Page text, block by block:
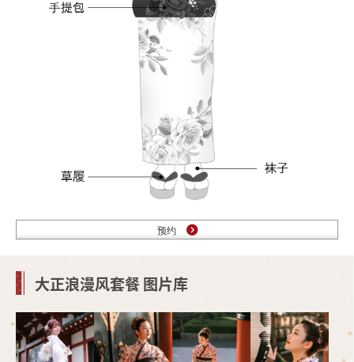
预约
大正浪漫风套餐 图片库